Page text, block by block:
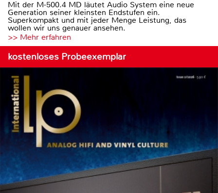
Mit der M-500.4 MD läutet Audio System eine neue
Generation seiner kleinsten Endstufen ein.
Superkompakt und mit jeder Menge Leistung, das
wollen wir uns genauer ansehen.
>> Mehr erfahren
kostenloses Probeexemplar